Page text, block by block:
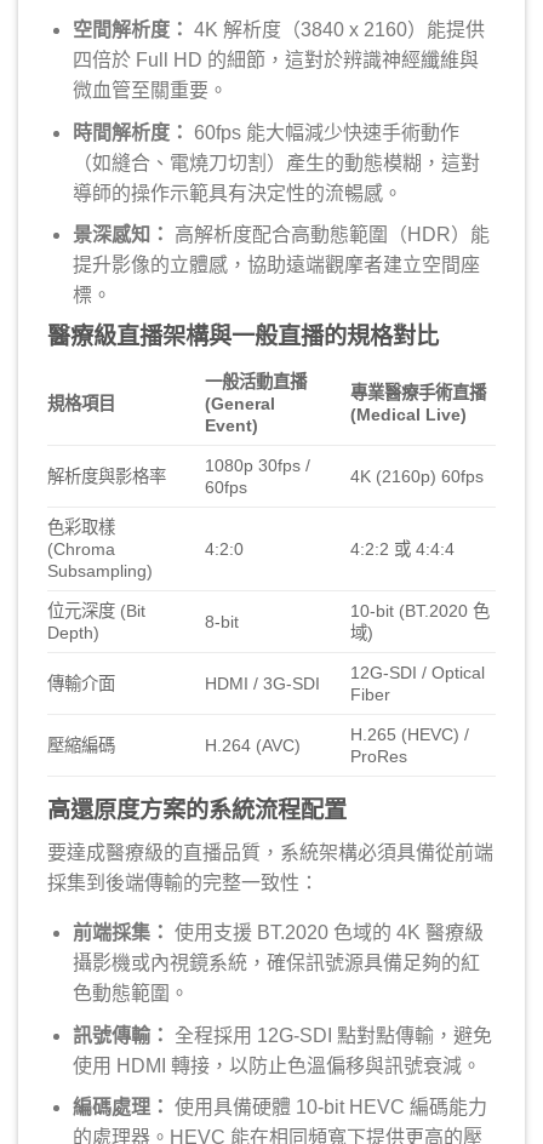
空間解析度： 4K 解析度（3840 x 2160）能提供
四倍於 Full HD 的細節，這對於辨識神經纖維與
微血管至關重要。
時間解析度： 60fps 能大幅減少快速手術動作
（如縫合、電燒刀切割）產生的動態模糊，這對
導師的操作示範具有決定性的流暢感。
景深感知：
高解析度配合高動態範圍（HDR）能
提升影像的立體感，協助遠端觀摩者建立空間座
標。
醫療級直播架構與一般直播的規格對比
規格項目
一般活動直播
(General
Event)
專業醫療手術直播
(Medical Live)
解析度與影格率
1080p 30fps /
60fps
4K (2160p) 60fps
色彩取樣
(Chroma
Subsampling)
4:2:0 4:2:2 或 4:4:4
位元深度 (Bit
Depth)
8-bit
10-bit (BT.2020 色
域)
傳輸介面 HDMI / 3G-SDI
12G-SDI / Optical
Fiber
壓縮編碼 H.264 (AVC)
H.265 (HEVC) /
ProRes
高還原度方案的系統流程配置
要達成醫療級的直播品質，系統架構必須具備從前端
採集到後端傳輸的完整一致性：
前端採集： 使用支援 BT.2020 色域的 4K 醫療級
攝影機或內視鏡系統，確保訊號源具備足夠的紅
色動態範圍。
訊號傳輸：
全程採用 12G-SDI 點對點傳輸，避免
使用 HDMI 轉接，以防止色溫偏移與訊號衰減。
編碼處理： 使用具備硬體 10-bit HEVC 編碼能力
的處理器。HEVC 能在相同頻寬下提供更高的壓